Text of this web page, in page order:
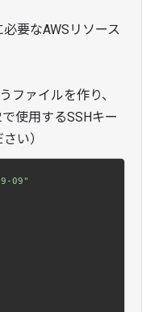
要なAWSリソース
ファイルを作り、
使用するSSHキー
い）
09"